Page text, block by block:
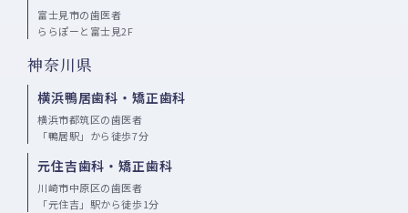
富士見市の歯医者
ららぽーと富士見2F
神奈川県
横浜鴨居歯科・矯正歯科
横浜市都筑区の歯医者
「鴨居駅」から徒歩7分
元住吉歯科・矯正歯科
川崎市中原区の歯医者
「元住吉」駅から徒歩1分